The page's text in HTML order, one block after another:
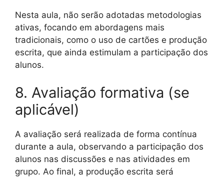
Nesta aula, não serão adotadas metodologias
ativas, focando em abordagens mais
tradicionais, como o uso de cartões e produção
escrita, que ainda estimulam a participação dos
alunos.
8. Avaliação formativa (se
aplicável)
A avaliação será realizada de forma contínua
durante a aula, observando a participação dos
alunos nas discussões e nas atividades em
grupo. Ao final, a produção escrita será